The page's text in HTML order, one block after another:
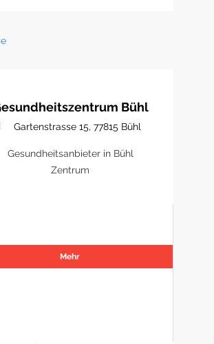
Bühl
Gartenstrasse 15, 77815 Bühl
Gesundheitsanbieter in Bühl
Zentrum
Mehr